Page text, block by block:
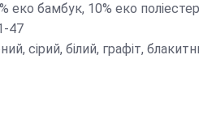
еко бамбук, 10% еко
47
сірий, білий, графіт,